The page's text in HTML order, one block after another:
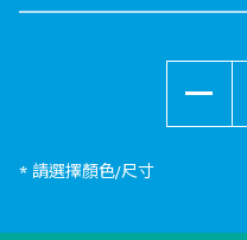
* 請選擇顏色/尺寸